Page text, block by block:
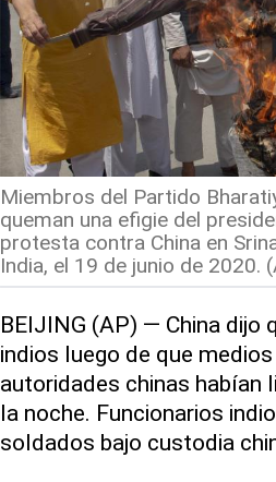
Miembros del Partido
queman una efigie del
protesta contra China en
India, el 19 de junio de 2020.
BEIJING (AP) — China dijo
indios luego de que
autoridades chinas habían
la noche. Funcionarios
soldados bajo custodia